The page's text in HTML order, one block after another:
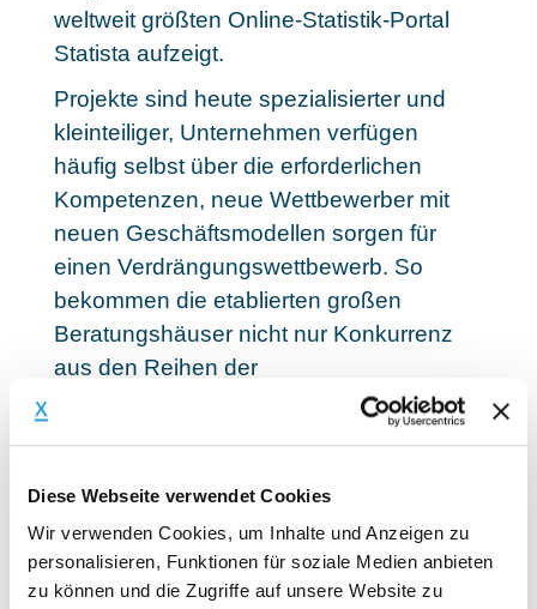
Diese Webseite verwendet Cookies
Wir verwenden Cookies, um Inhalte und Anzeigen zu
personalisieren, Funktionen für soziale Medien anbieten
zu können und die Zugriffe auf unsere Website zu
weltweit größten Online-Statistik-Portal
Statista aufzeigt.
Projekte sind heute spezialisierter und
kleinteiliger, Unternehmen verfügen
häufig selbst über die erforderlichen
Kompetenzen, neue Wettbewerber mit
neuen Geschäftsmodellen sorgen für
einen Verdrängungswettbewerb. So
bekommen die etablierten großen
Beratungshäuser nicht nur Konkurrenz
aus den Reihen der
Wirtschaftsprüfungsgesellschaften, für
die die klassische Revision immer mehr
hochspezialisierte, kleine Unternehmen
und Experten, die sich bei Bedarf zu
losen Netzwerken zusammenschließen
oder sogar mit Klienten Unternehmen